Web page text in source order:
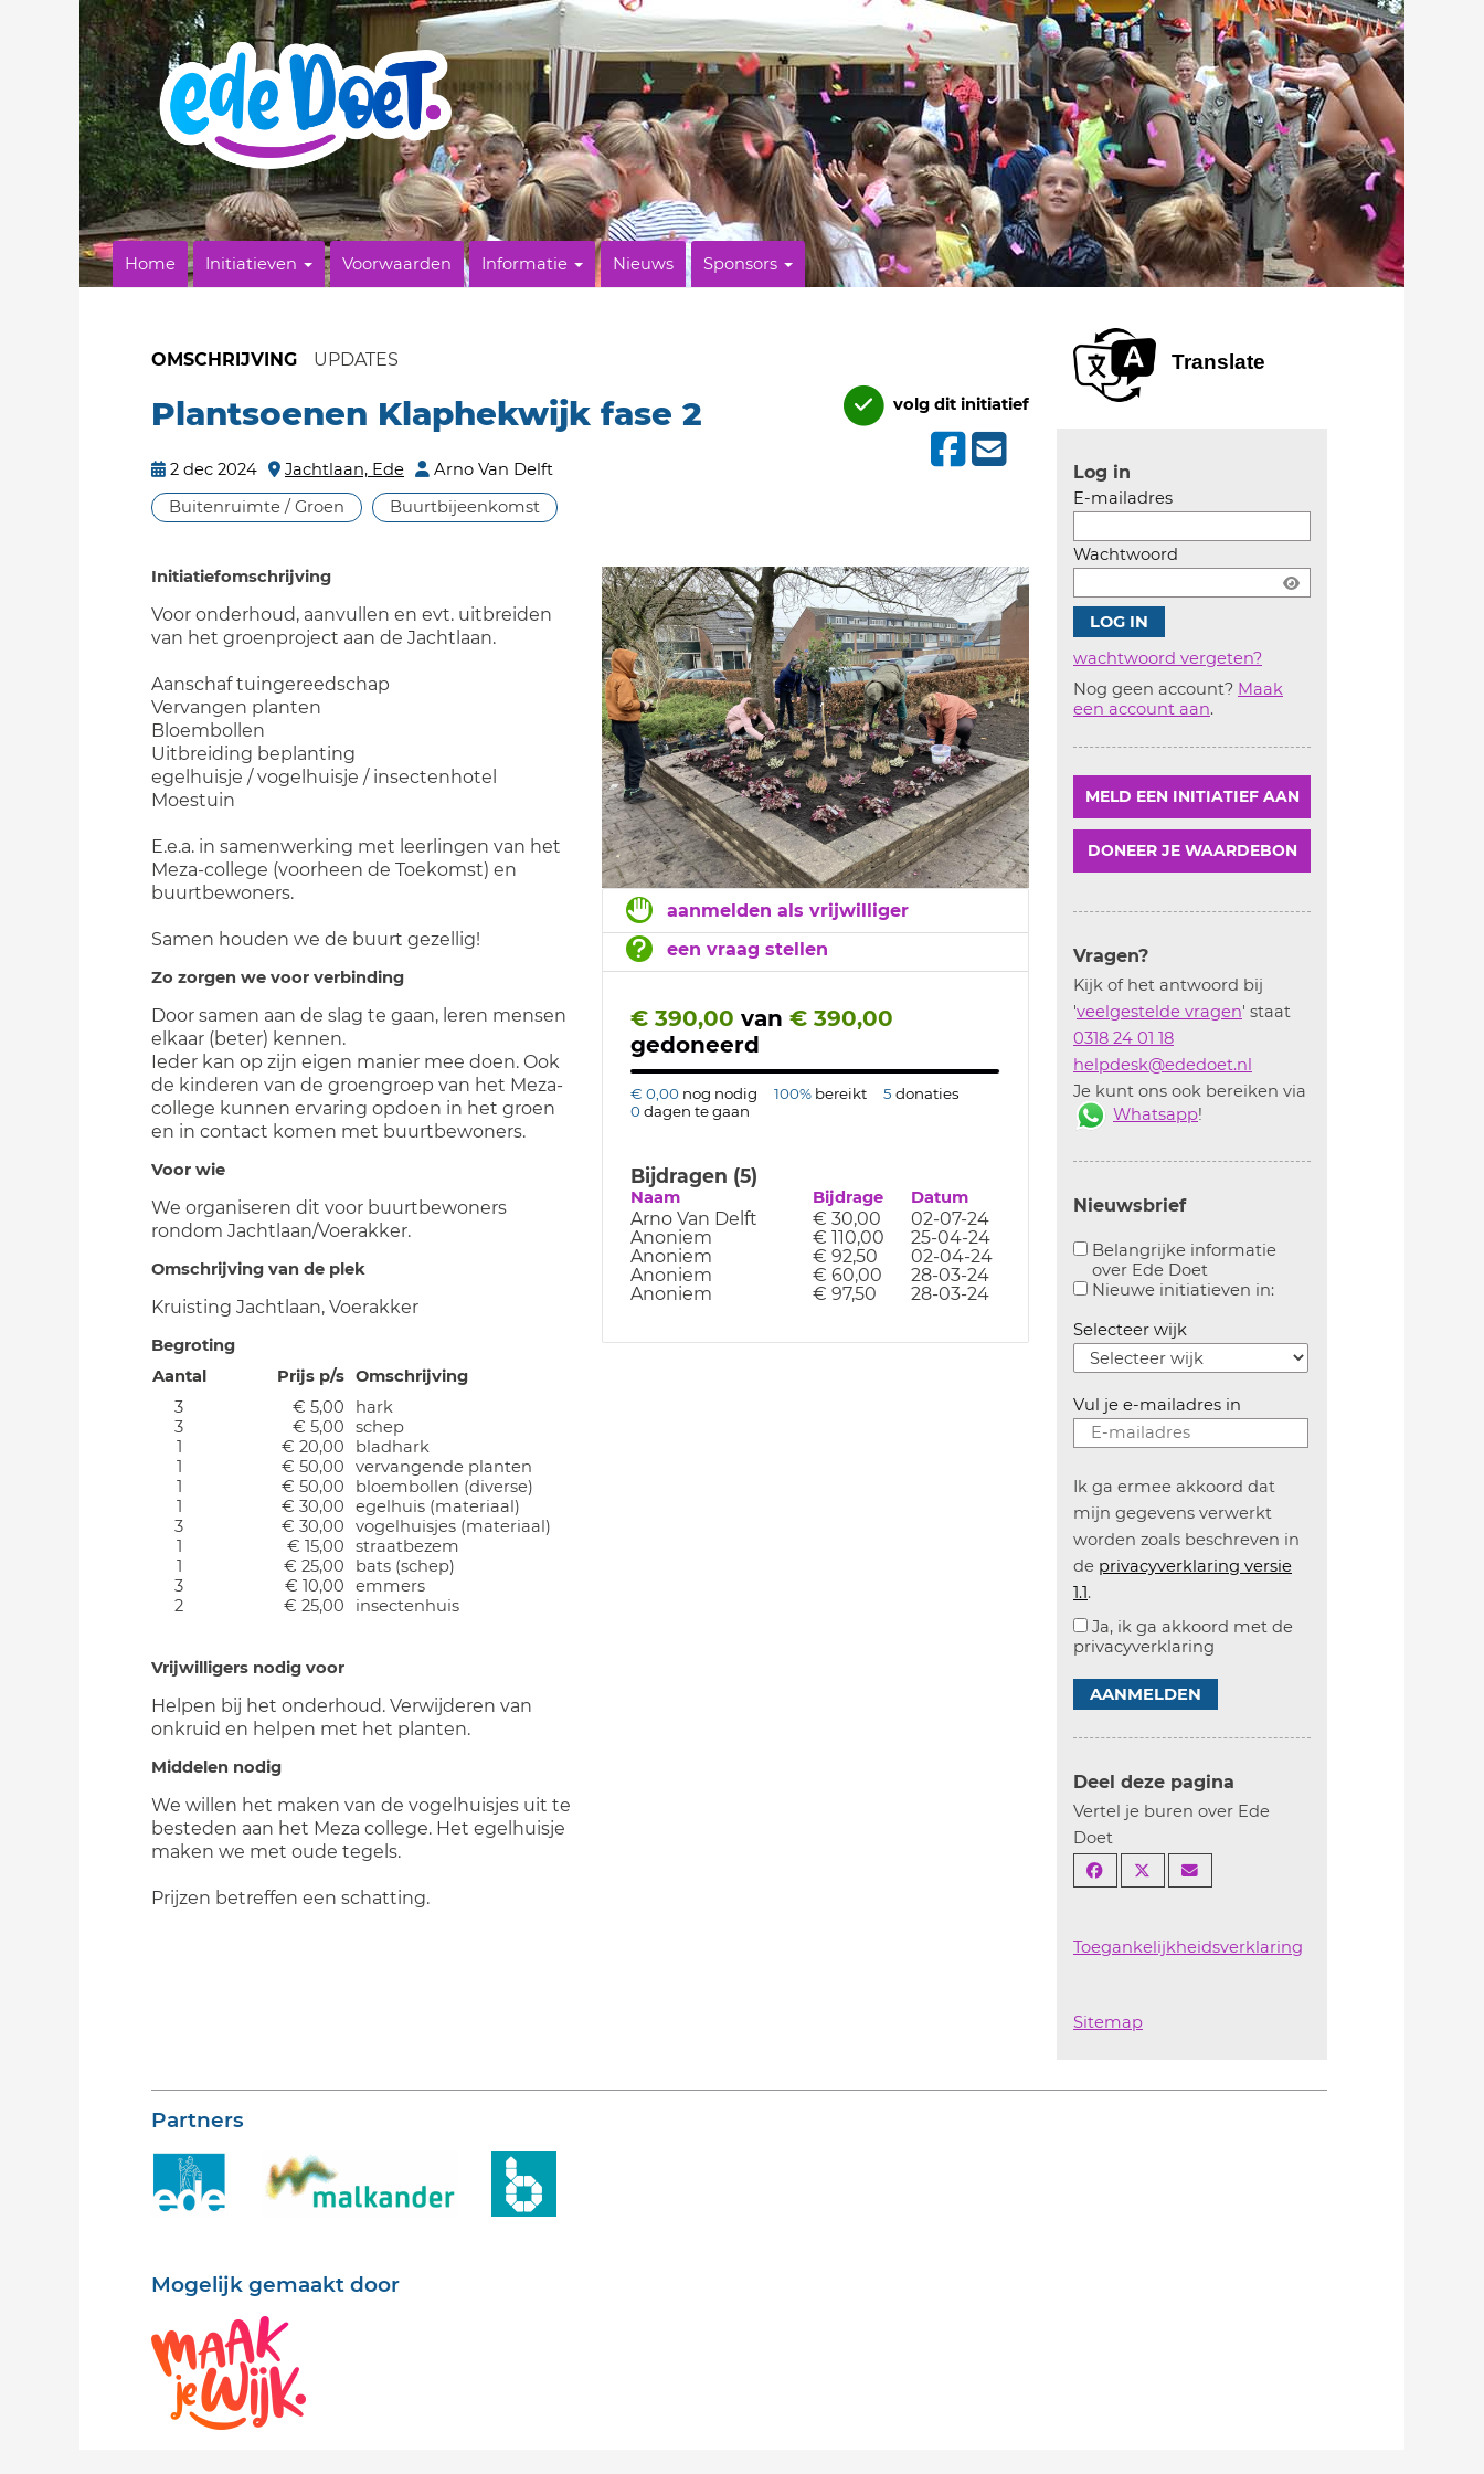
Home Initiatieven Voorwaarden Informatie Nieuws Sponsors
OMSCHRIJVING UPDATES
Plantsoenen Klaphekwijk fase 2
2 dec 2024 Jachtlaan, Ede
Arno Van Delft
Buitenruimte / Groen
Buurtbijeenkomst
volg dit initiatief
aanmelden als vrijwilliger
een vraag stellen
€ 390,00 van € 390,00
gedoneerd
€ 0,00 nog nodig 100% bereikt 5 donaties
0dagen te gaan
Bijdragen (5)
Naam Bijdrage Datum
Arno Van Delft € 30,00
02-07-24
Anoniem
€ 110,00
25-04-24
Anoniem
€ 92,50
02-04-24
Anoniem
€ 60,00
28-03-24
Anoniem
€ 97,50 28-03-24
Initiatiefomschrijving
Voor onderhoud, aanvullen en evt. uitbreiden
van het groenproject aan de Jachtlaan.
Aanschaf tuingereedschap
Vervangen planten
Bloembollen
Uitbreiding beplanting
egelhuisje / vogelhuisje / insectenhotel
Moestuin
E.e.a. in samenwerking met leerlingen van het
Meza-college (voorheen de Toekomst) en
buurtbewoners.
Samen houden we de buurt gezellig!
Zo zorgen we voor verbinding
Door samen aan de slag te gaan, leren mensen
elkaar (beter) kennen.
Ieder kan op zijn eigen manier mee doen. Ook
de kinderen van de groengroep van het Meza-
college kunnen ervaring opdoen in het groen
en in contact komen met buurtbewoners.
Voor wie
We organiseren dit voor buurtbewoners
rondom Jachtlaan/Voerakker.
Omschrijving van de plek
Kruisting Jachtlaan, Voerakker
Begroting
Aantal
Prijs p/s Omschrijving
3
€ 5,00
hark
3
€ 5,00
schep
1
€ 20,00
bladhark
1
€ 50,00
vervangende planten
1
€ 50,00
bloembollen (diverse)
1
€ 30,00
egelhuis (materiaal)
3
€ 30,00
vogelhuisjes (materiaal)
1
€ 15,00
straatbezem
1
€ 25,00
bats (schep)
3
€ 10,00
emmers
2
€ 25,00 insectenhuis
Vrijwilligers nodig voor
Helpen bij het onderhoud. Verwijderen van
onkruid en helpen met het planten.
Middelen nodig
We willen het maken van de vogelhuisjes uit te
besteden aan het Meza college. Het egelhuisje
maken we met oude tegels.
Prijzen betreffen een schatting.
Translate
Log in
E-mailadres
Wachtwoord
wachtwoord vergeten?
Nog geen account? Maak
een account aan.
MELD EEN INITIATIEF AAN
DONEER JE WAARDEBON
Vragen?
Kijk of het antwoord bij
'veelgestelde vragen' staat
0318 24 01 18
helpdesk@ededoet.nl
Je kunt ons ook bereiken via
Whatsapp!
Nieuwsbrief
Belangrijke informatie
over Ede Doet
Aanvinken om belangrijke informatie over
Nieuwe initiatieven in:Aanvinken om
Selecteer wijk
Vul je e-mailadres in
Ik ga ermee akkoord dat
mijn gegevens verwerkt
worden zoals beschreven in
de privacyverklaring versie
1.1.
Ja, ik ga akkoord met de
privacyverklaring
AANMELDEN
Deel deze pagina
Vertel je buren over Ede
Doet
Toegankelijkheidsverklaring
Sitemap
Partners
Mogelijk gemaakt door